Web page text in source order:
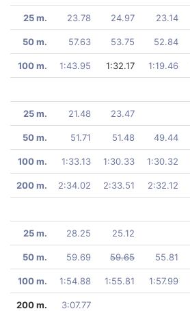
25 m. 23.78 24.97 23.14
50 m. 57.63 53.75 52.84
100 m. 1:43.95 1:32.17 1:19.46
25 m. 21.48 23.47
50 m. 51.71 51.48 49.44
100 m. 1:33.13 1:30.33 1:30.32
200 m. 2:34.02 2:33.51 2:32.12
25 m. 28.25 25.12
50 m. 59.69 59.65 55.81
100 m. 1:54.88 1:55.81 1:57.99
200 m. 3:07.77